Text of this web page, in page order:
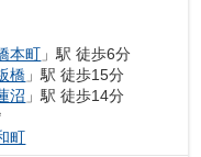
本町 」駅 徒歩6分
橋 」駅 徒歩15分
沼 」駅 徒歩14分
町